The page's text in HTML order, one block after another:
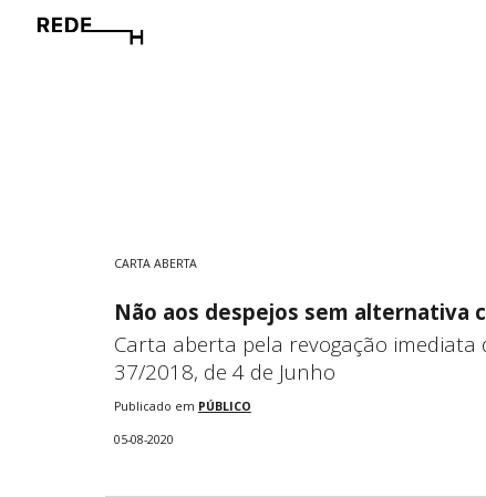
CARTA ABERTA
Não aos despejos sem alternativa
Carta aberta pela revogação imediata
37/2018, de 4 de Junho
Publicado em PÚBLICO
05-08-2020